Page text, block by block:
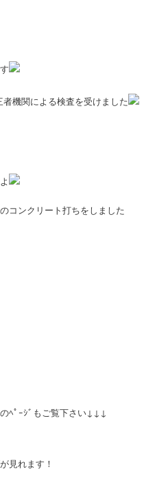
機関による検査を受けました
コンクリート打ちをしました
ﾍﾟｰｼﾞもご覧下さい↓↓↓
見れます！